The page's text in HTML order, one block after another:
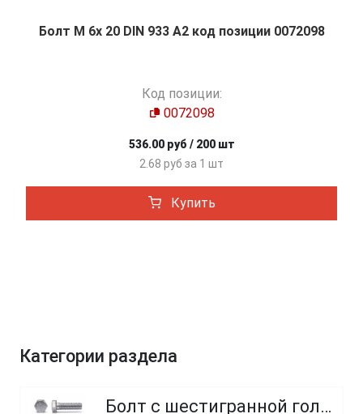
Болт М 6х 20 DIN 933 A2 код позиции 0072098
Код позиции:
0072098
536.00 руб / 200 шт
2.68 руб за 1 шт
Купить
Категории раздела
Болт с шестигранной головкой, полная резьба, класс прочности 8.8